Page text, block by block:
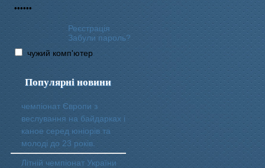
Реєстрація
Забули пароль?
чужий комп'ютер
Популярні новини
чемпіонат Європи з
веслування на байдарках і
каное серед юніорів та
молоді до 23 років.
Літній чемпіонат України